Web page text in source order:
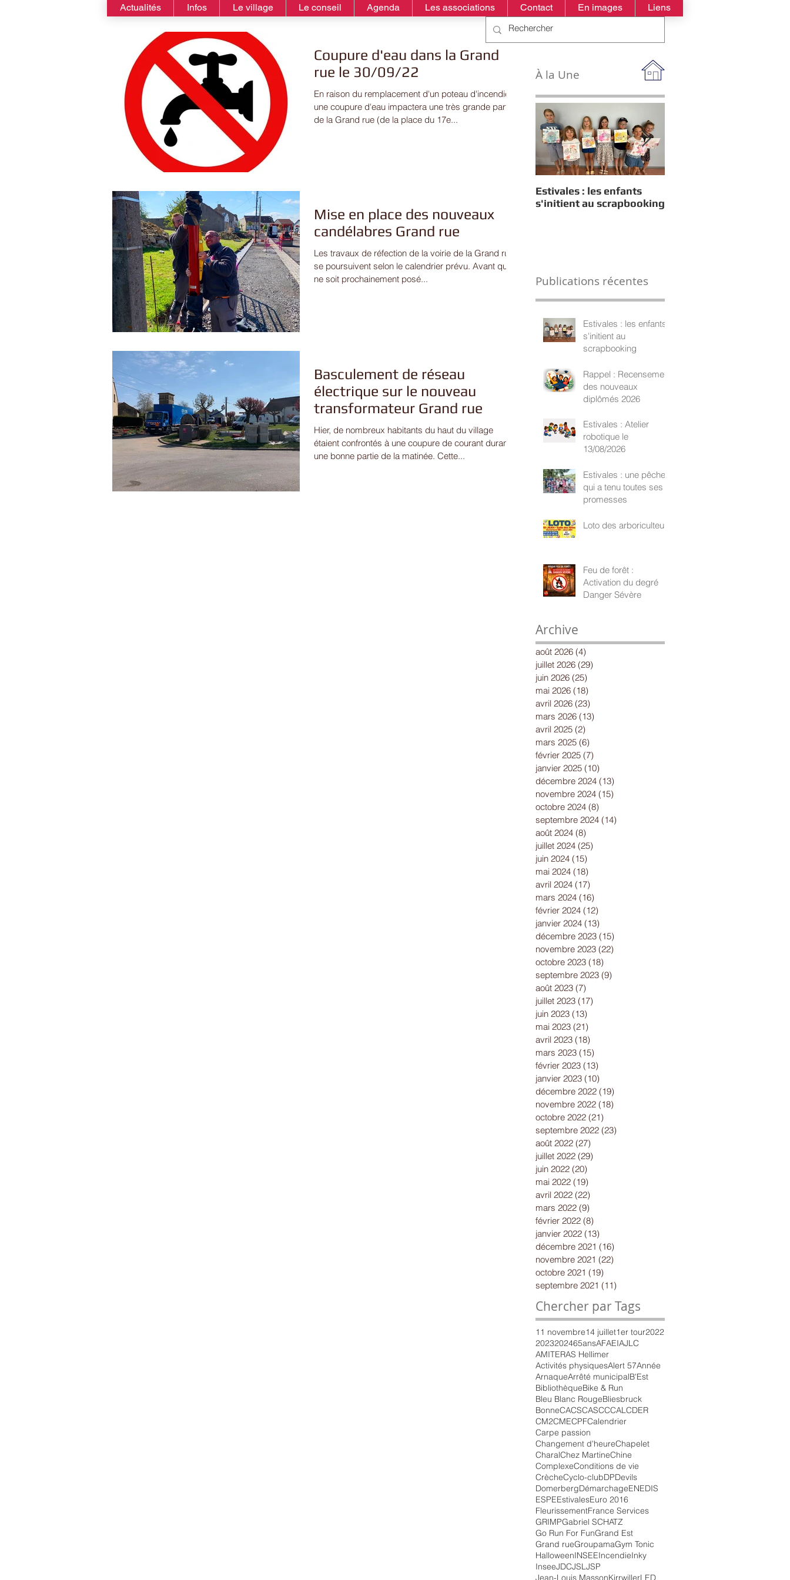
Actualités Infos Le village Le conseil Agenda Les associations Contact En images Liens
Coupure d'eau dans la Grand
rue le 30/09/22
En raison du remplacement d'un poteau d'incendie,
une coupure d'eau impactera une très grande partie
de la Grand rue (de la place du 17e...
Mise en place des nouveaux
candélabres Grand rue
Les travaux de réfection de la voirie de la Grand rue
se poursuivent selon le calendrier prévu. Avant que
ne soit prochainement posé...
Basculement de réseau
électrique sur le nouveau
transformateur Grand rue
Hier, de nombreux habitants du haut du village
étaient confrontés à une coupure de courant durant
une bonne partie de la matinée. Cette...
À la Une
Estivales : les enfants
s'initient au scrapbooking
Publications récentes
Estivales : les enfants
s'initient au
scrapbooking
Rappel : Recensement
des nouveaux
diplômés 2026
Estivales : Atelier
robotique le
13/08/2026
Estivales : une pêche
qui a tenu toutes ses
promesses
Loto des arboriculteurs
Feu de forêt :
Activation du degré
Danger Sévère
Archive
août 2026 (4)
juillet 2026 (29)
juin 2026 (25)
mai 2026 (18)
avril 2026 (23)
mars 2026 (13)
avril 2025 (2)
mars 2025 (6)
février 2025 (7)
janvier 2025 (10)
décembre 2024 (13)
novembre 2024 (15)
octobre 2024 (8)
septembre 2024 (14)
août 2024 (8)
juillet 2024 (25)
juin 2024 (15)
mai 2024 (18)
avril 2024 (17)
mars 2024 (16)
février 2024 (12)
janvier 2024 (13)
décembre 2023 (15)
novembre 2023 (22)
octobre 2023 (18)
septembre 2023 (9)
août 2023 (7)
juillet 2023 (17)
juin 2023 (13)
mai 2023 (21)
avril 2023 (18)
mars 2023 (15)
février 2023 (13)
janvier 2023 (10)
décembre 2022 (19)
novembre 2022 (18)
octobre 2022 (21)
septembre 2022 (23)
août 2022 (27)
juillet 2022 (29)
juin 2022 (20)
mai 2022 (19)
avril 2022 (22)
mars 2022 (9)
février 2022 (8)
janvier 2022 (13)
décembre 2021 (16)
novembre 2021 (22)
octobre 2021 (19)
septembre 2021 (11)
Chercher par Tags
11 novembre14 juillet1er tour2022
2023202465ansAFAEIAJLC
AMITERAS Hellimer
Activités physiquesAlert 57Année
ArnaqueArrêté municipalB'Est
BibliothèqueBike & Run
Bleu Blanc RougeBliesbruck
BonneCACSCASCCCALCDER
CM2CMECPFCalendrier
Carpe passion
Changement d'heureChapelet
CharalChez MartineChine
ComplexeConditions de vie
CrècheCyclo-clubDPDevils
DomerbergDémarchageENEDIS
ESPEEstivalesEuro 2016
FleurissementFrance Services
GRIMPGabriel SCHATZ
Go Run For FunGrand Est
Grand rueGroupamaGym Tonic
HalloweenINSEEIncendieInky
InseeJDCJSLJSP
Jean-Louis MassonKirrwillerLED